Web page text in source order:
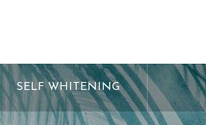
SELF WHITENING